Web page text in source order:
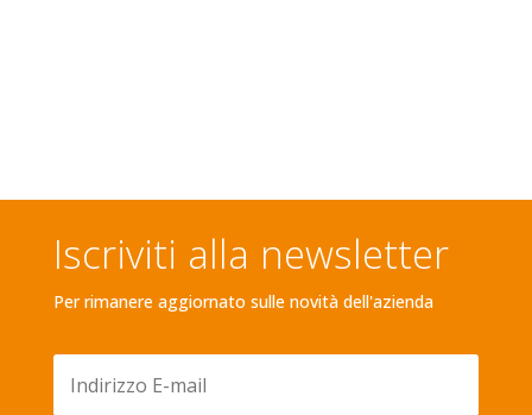
Iscriviti alla newsletter
Per rimanere aggiornato sulle novità dell'azienda